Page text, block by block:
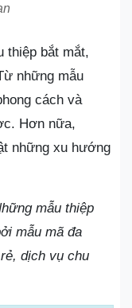
thiệp bắt mắt,
những mẫu
cách và
Hơn nữa,
những xu hướng
mẫu thiệp
mẫu mã đa
dịch vụ chu